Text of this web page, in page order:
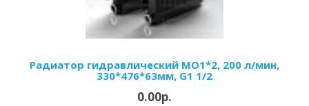
Радиатор гидравлический МО1*2, 200 л/мин,
330*476*63мм, G1 1/2
0.00р.